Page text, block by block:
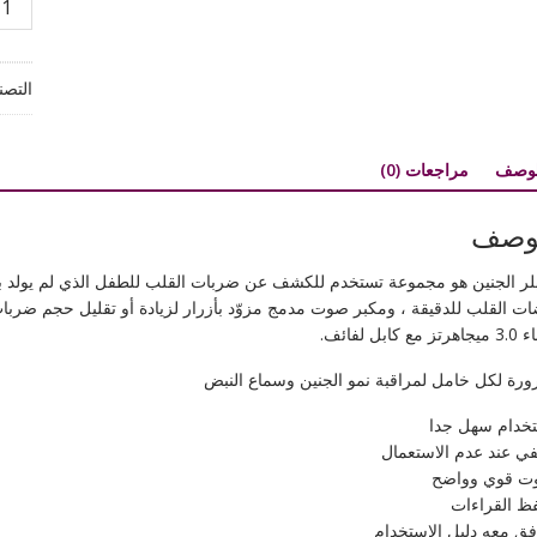
جهاز
مراجعات (0)
الجنين هو مجموعة تستخدم للكشف عن ضربات القلب للطفل الذي لم
القلب للدقيقة ، ومكبر صوت مدمج مزوّد بأزرار لزيادة أو تقليل حجم
لفائف.
لكل خامل لمراقبة نمو الجنين وسماع النبض
سهل جدا
عند عدم الاستعمال
قوي وواضح
القراءات
معه دليل الاستخدام